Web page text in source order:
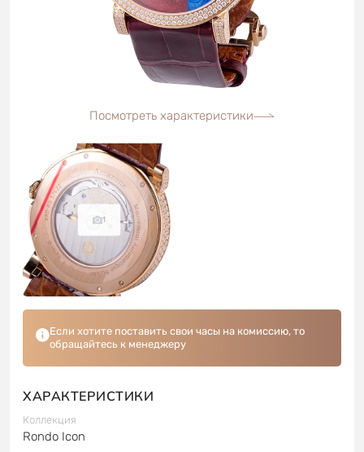
Посмотреть характеристики
1
Если хотите поставить свои часы на комиссию, то
обращайтесь к менеджеру
ХАРАКТЕРИСТИКИ
Коллекция
Rondo Icon